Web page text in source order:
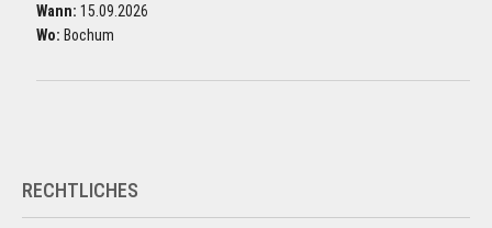
Wann: 15.09.2026
Wo: Bochum
RECHTLICHES